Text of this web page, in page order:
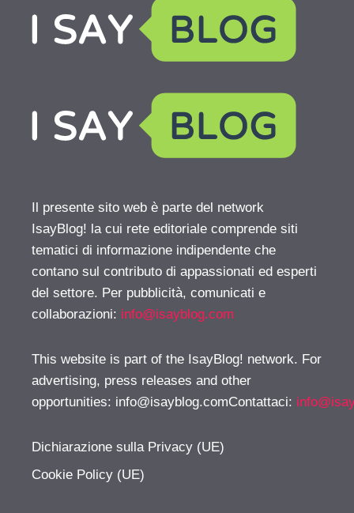
Il presente sito web è parte del network
IsayBlog! la cui rete editoriale comprende siti
tematici di informazione indipendente che
contano sul contributo di appassionati ed esperti
del settore. Per pubblicità, comunicati e
collaborazioni: info@isayblog.com
This website is part of the IsayBlog! network. For
advertising, press releases and other
opportunities: info@isayblog.comContattaci:
Dichiarazione sulla Privacy (UE)
Cookie Policy (UE)